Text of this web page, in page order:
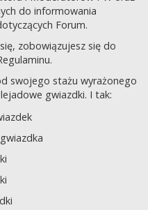
do informowania
Forum.
zobowiązujesz się do
swojego stażu wyrażonego
gwiazdki. I tak: